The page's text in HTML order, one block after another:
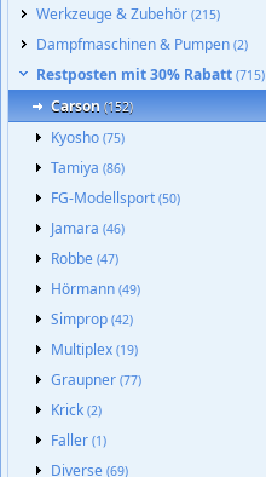
Werkzeuge & Zubehör (215)
Dampfmaschinen & Pumpen (2)
Restposten mit 30% Rabatt (715)
Carson (152)
Kyosho (75)
Tamiya (86)
FG-Modellsport (50)
Jamara (46)
Robbe (47)
Hörmann (49)
Simprop (42)
Multiplex (19)
Graupner (77)
Krick (2)
Faller (1)
Diverse (69)